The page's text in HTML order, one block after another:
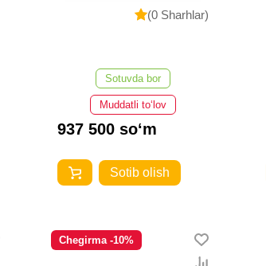
(0 Sharhlar)
Sotuvda bor
Muddatli to‘lov
937 500 so‘m
Sotib olish
Chegirma -10%